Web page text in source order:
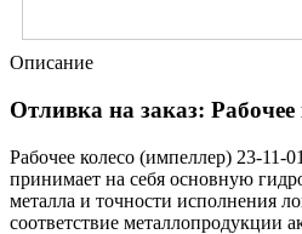
Описание
Отливка на заказ:
Рабочее колесо (импеллер) 23-
принимает на себя основную
металла и точности исполнения
соответствие металлопродукции